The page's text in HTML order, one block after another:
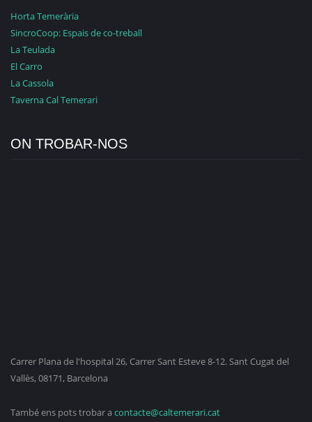
Horta Temerària
SincroCoop: Espais de co-treball
La Teulada
El Carro
La Cassola
Taverna Cal Temerari
ON TROBAR-NOS
Carrer Plana de l'hospital 26, Carrer Sant Esteve 8-12. Sant Cugat del
Vallès, 08171, Barcelona
També ens pots trobar a contacte@caltemerari.cat